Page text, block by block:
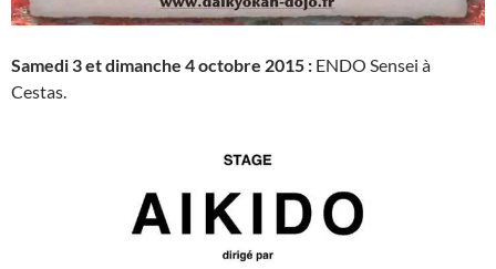
Samedi 3 et dimanche 4 octobre 2015 : ENDO Sensei à
Cestas.